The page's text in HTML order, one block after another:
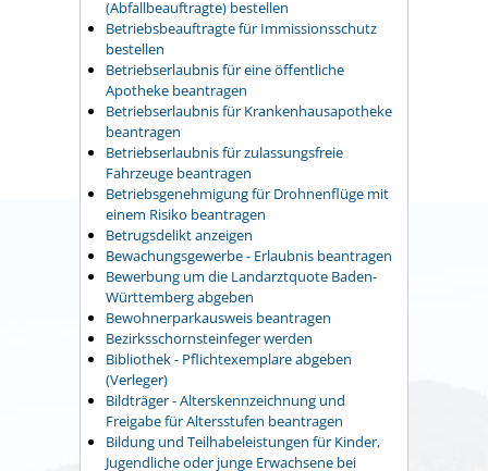
(Abfallbeauftragte) bestellen
Betriebsbeauftragte für Immissionsschutz
bestellen
Betriebserlaubnis für eine öffentliche
Apotheke beantragen
Betriebserlaubnis für Krankenhausapotheke
beantragen
Betriebserlaubnis für zulassungsfreie
Fahrzeuge beantragen
Betriebsgenehmigung für Drohnenflüge mit
einem Risiko beantragen
Betrugsdelikt anzeigen
Bewachungsgewerbe - Erlaubnis beantragen
Bewerbung um die Landarztquote Baden-
Württemberg abgeben
Bewohnerparkausweis beantragen
Bezirksschornsteinfeger werden
Bibliothek - Pflichtexemplare abgeben
(Verleger)
Bildträger - Alterskennzeichnung und
Freigabe für Altersstufen beantragen
Bildung und Teilhabeleistungen für Kinder,
Jugendliche oder junge Erwachsene bei